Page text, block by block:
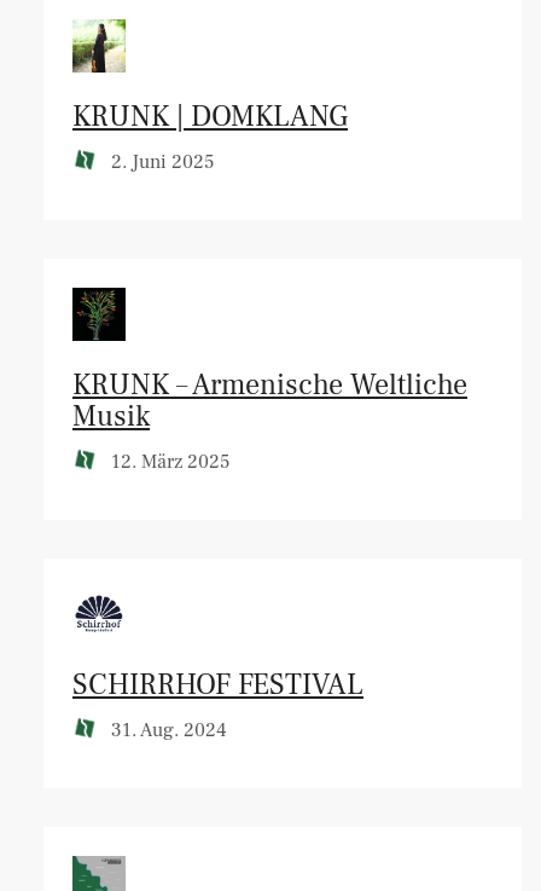
KRUNK | DOMKLANG
2. Juni 2025
KRUNK – Armenische Weltliche
Musik
12. März 2025
SCHIRRHOF FESTIVAL
31. Aug. 2024